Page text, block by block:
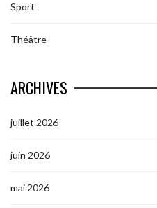
Sport
Théâtre
ARCHIVES
juillet 2026
juin 2026
mai 2026